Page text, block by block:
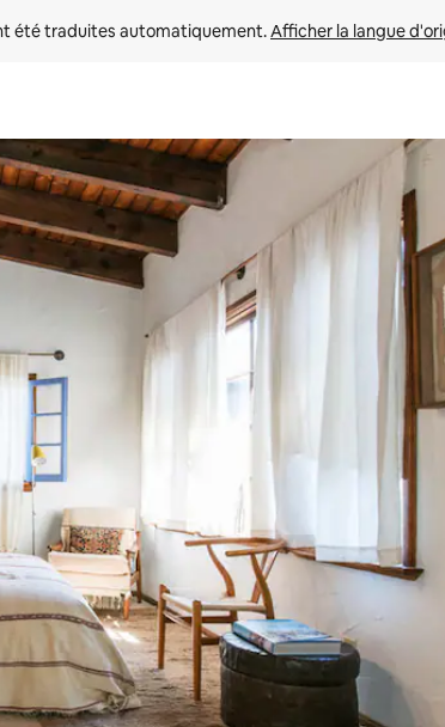
été traduites automatiquement. Afficher la langue
bas pour les parcourir ou en appuyant et en faisant